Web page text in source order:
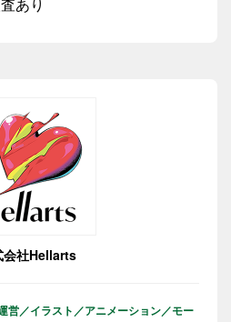
会社Hellarts
営／イラスト／アニメーション／モー